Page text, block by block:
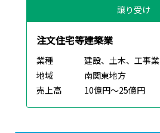
譲り受け
注文住宅等建築業
業種
建設、土木、工事業
地域
南関東地方
売上高
10億円～25億円